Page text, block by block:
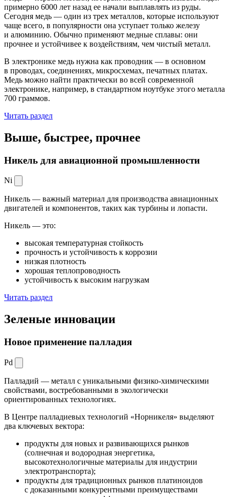
примерно 6000 лет назад ее начали выплавлять из руды.
Сегодня медь — один из трех металлов, которые используют
чаще всего, в популярности она уступает только железу
и алюминию. Обычно применяют медные сплавы: они
прочнее и устойчивее к воздействиям, чем чистый металл.
В электронике медь нужна как проводник — в основном
в проводах, соединениях, микросхемах, печатных платах.
Медь можно найти практически во всей современной
электронике, например, в стандартном ноутбуке этого металла
700 граммов.
Читать раздел
Выше, быстрее, прочнее
Никель для авиационной промышленности
Ni
Никель — важный материал для производства авиационных
двигателей и компонентов, таких как турбины и лопасти.
Никель — это:
высокая температурная стойкость
прочность и устойчивость к коррозии
низкая плотность
хорошая теплопроводность
устойчивость к высоким нагрузкам
Читать раздел
Зеленые инновации
Новое применение палладия
Pd
Палладий — металл с уникальными физико-химическими
свойствами, востребованными в экологически
ориентированных технологиях.
В Центре палладиевых технологий «Норникеля» выделяют
два ключевых вектора:
продукты для новых и развивающихся рынков
(солнечная и водородная энергетика,
высокотехнологичные материалы для индустрии
электротранспорта);
продукты для традиционных рынков платиноидов
с доказанными конкурентными преимуществами